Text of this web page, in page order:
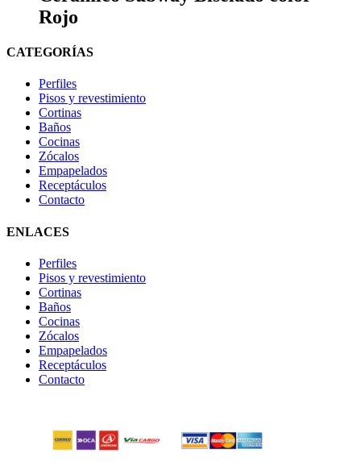
Rojo
CATEGORÍAS
Perfiles
Pisos y revestimiento
Cortinas
Baños
Cocinas
Zócalos
Empapelados
Receptáculos
Contacto
ENLACES
Perfiles
Pisos y revestimiento
Cortinas
Baños
Cocinas
Zócalos
Empapelados
Receptáculos
Contacto